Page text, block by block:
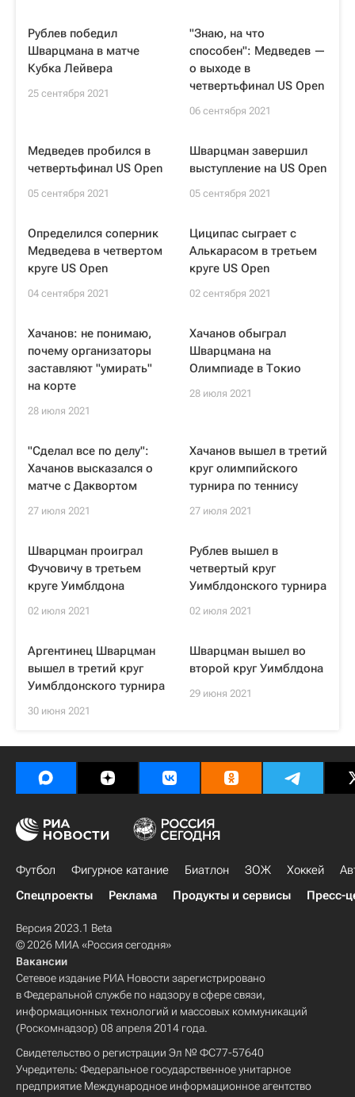
Рублев победил
Шварцмана в матче
Кубка Лейвера
25 сентября 2021
"Знаю, на что
способен": Медведев —
о выходе в
четвертьфинал US Open
06 сентября 2021
Медведев пробился в
четвертьфинал US Open
05 сентября 2021
Шварцман завершил
выступление на US Open
05 сентября 2021
Определился соперник
Медведева в четвертом
круге US Open
04 сентября 2021
Циципас сыграет с
Алькарасом в третьем
круге US Open
02 сентября 2021
Хачанов: не понимаю,
почему организаторы
заставляют "умирать"
на корте
28 июля 2021
Хачанов обыграл
Шварцмана на
Олимпиаде в Токио
28 июля 2021
"Сделал все по делу":
Хачанов высказался о
матче с Даквортом
27 июля 2021
Хачанов вышел в третий
круг олимпийского
турнира по теннису
27 июля 2021
Шварцман проиграл
Фучовичу в третьем
круге Уимблдона
02 июля 2021
Рублев вышел в
четвертый круг
Уимблдонского турнира
02 июля 2021
Аргентинец Шварцман
вышел в третий круг
Уимблдонского турнира
30 июня 2021
Шварцман вышел во
второй круг Уимблдона
29 июня 2021
Футбол Фигурное катание Биатлон ЗОЖ Хоккей
Спецпроекты
Реклама Продукты и сервисы Пресс-
Версия 2023.1 Beta
© 2026 МИА «Россия сегодня»
Вакансии
Сетевое издание РИА Новости зарегистрировано
в Федеральной службе по надзору в сфере связи,
информационных технологий и массовых коммуникаций
(Роскомнадзор) 08 апреля 2014 года.
Свидетельство о регистрации Эл № ФС77-57640
Учредитель: Федеральное государственное унитарное
предприятие Международное информационное агентство